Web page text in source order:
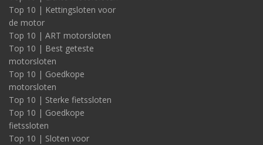
Top 10 | Kettingsloten voor
de motor
Top 10 | ART motorsloten
Top 10 | Best geteste
motorsloten
Top 10 | Goedkope
motorsloten
Top 10 | Sterke fietssloten
Top 10 | Goedkope
fietssloten
Top 10 | Sloten voor